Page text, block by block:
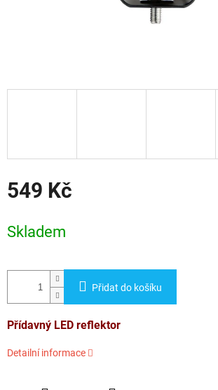
549 Kč
cena:
Skladem
Přidat do košíku
Přídavný LED reflektor
Detailní informace